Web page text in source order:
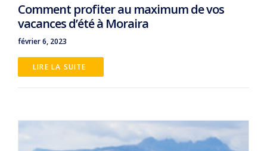
Comment profiter au maximum de vos
vacances d’été à Moraira
février 6, 2023
LIRE LA SUITE